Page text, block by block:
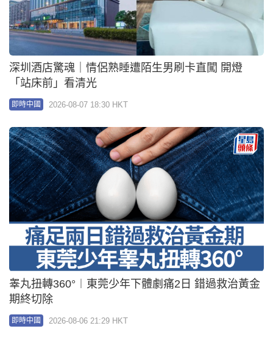
深圳酒店驚魂｜情侶熟睡遭陌生男刷卡直闖 開燈
「站床前」看清光
即時中國 2026-08-07 18:30 HKT
睾丸扭轉360°︱東莞少年下體劇痛2日 錯過救治黃金
期終切除
即時中國 2026-08-06 21:29 HKT